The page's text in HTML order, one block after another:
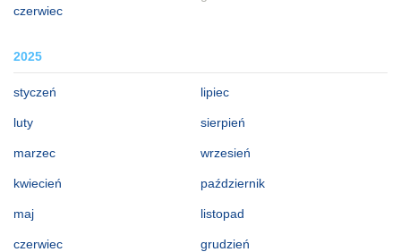
czerwiec
2025
styczeń
luty
marzec
kwiecień
maj
czerwiec
lipiec
sierpień
wrzesień
październik
listopad
grudzień